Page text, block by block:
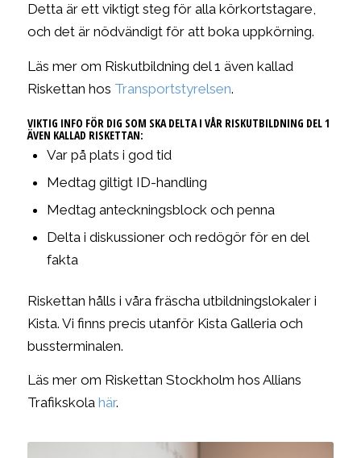
Detta är ett viktigt steg för alla körkortstagare,
och det är nödvändigt för att boka uppkörning.
Läs mer om Riskutbildning del 1 även kallad
Riskettan hos Transportstyrelsen.
VIKTIG INFO FÖR DIG SOM SKA DELTA I VÅR RISKUTBILDNING DEL 1
ÄVEN KALLAD RISKETTAN:
Var på plats i god tid
Medtag giltigt ID-handling
Medtag anteckningsblock och penna
Delta i diskussioner och redögör för en del
fakta
Riskettan hålls i våra fräscha utbildningslokaler i
Kista. Vi finns precis utanför Kista Galleria och
bussterminalen.
Läs mer om Riskettan Stockholm hos Allians
Trafikskola här.